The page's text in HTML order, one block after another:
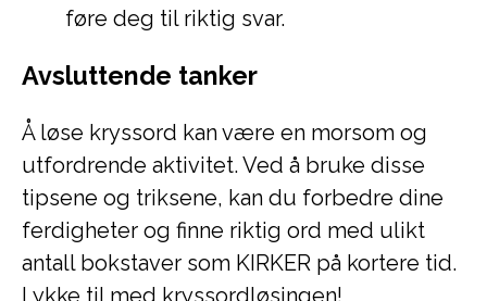
føre deg til riktig svar.
Avsluttende tanker
Å løse kryssord kan være en morsom og
utfordrende aktivitet. Ved å bruke disse
tipsene og triksene, kan du forbedre dine
ferdigheter og finne riktig ord med ulikt
antall bokstaver som KIRKER på kortere tid.
Lykke til med kryssordløsingen!